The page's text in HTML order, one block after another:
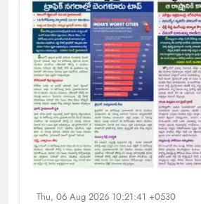
Thu, 06 Aug 2026 10:21:41 +0530